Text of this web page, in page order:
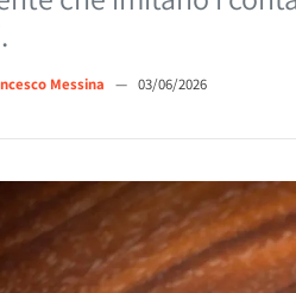
Messina — 03/06/2026